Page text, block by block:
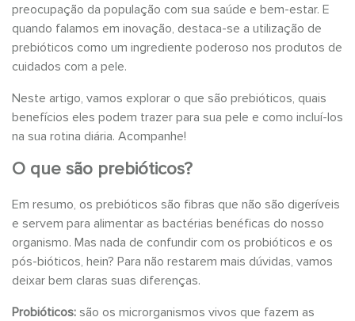
preocupação da população com sua saúde e bem-estar. E
quando falamos em inovação, destaca-se a utilização de
prebióticos como um ingrediente poderoso nos produtos de
cuidados com a pele.
Neste artigo, vamos explorar o que são prebióticos, quais
benefícios eles podem trazer para sua pele e como incluí-los
na sua rotina diária. Acompanhe!
O que são prebióticos?
Em resumo, os prebióticos são fibras que não são digeríveis
e servem para alimentar as bactérias benéficas do nosso
organismo. Mas nada de confundir com os probióticos e os
pós-bióticos, hein? Para não restarem mais dúvidas, vamos
deixar bem claras suas diferenças.
Probióticos: são os microrganismos vivos que fazem as